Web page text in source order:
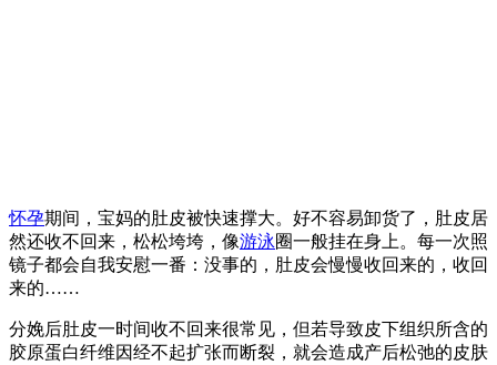
怀孕期间，宝妈的肚皮被快速撑大。好不容易卸货了，肚皮居
然还收不回来，松松垮垮，像游泳圈一般挂在身上。每一次照
镜子都会自我安慰一番：没事的，肚皮会慢慢收回来的，收回
来的……
分娩后肚皮一时间收不回来很常见，但若导致皮下组织所含的
胶原蛋白纤维因经不起扩张而断裂，就会造成产后松弛的皮肤